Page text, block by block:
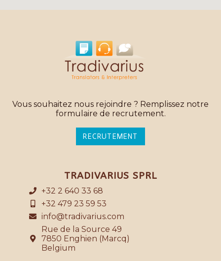
Vous souhaitez nous rejoindre ? Remplissez notre
formulaire de recrutement.
RECRUTEMENT
TRADIVARIUS SPRL
+32 2 640 33 68
+32 479 23 59 53
info@tradivarius.com
Rue de la Source 49
7850 Enghien (Marcq)
Belgium